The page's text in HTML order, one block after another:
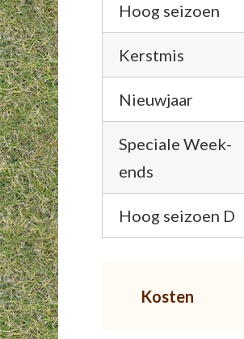
Hoog seizoen
Kerstmis
Nieuwjaar
Speciale Week-
ends
Hoog seizoen D
Kosten